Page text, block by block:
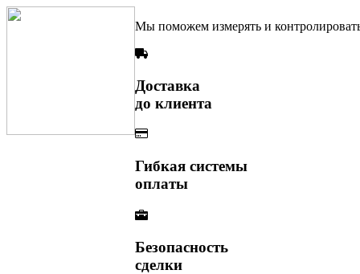
Мы поможем измерять и
Доставка
до клиента
Гибкая системы
оплаты
Безопасность
сделки